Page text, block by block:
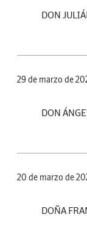
DON
29 de marzo de
DON
20 de marzo de
DOÑA